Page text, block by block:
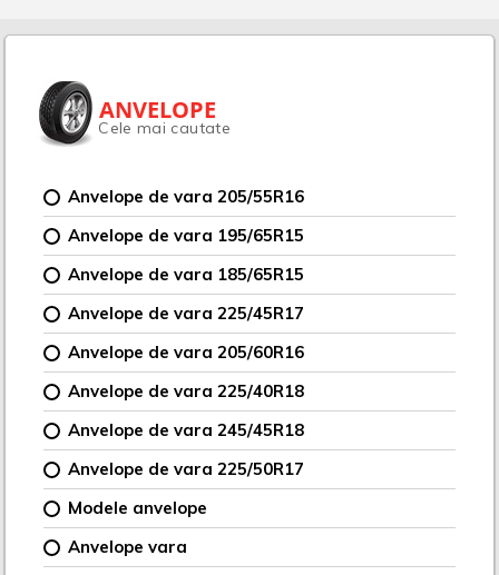
ANVELOPE
Cele mai cautate
Anvelope de vara 205/55R16
Anvelope de vara 195/65R15
Anvelope de vara 185/65R15
Anvelope de vara 225/45R17
Anvelope de vara 205/60R16
Anvelope de vara 225/40R18
Anvelope de vara 245/45R18
Anvelope de vara 225/50R17
Modele anvelope
Anvelope vara